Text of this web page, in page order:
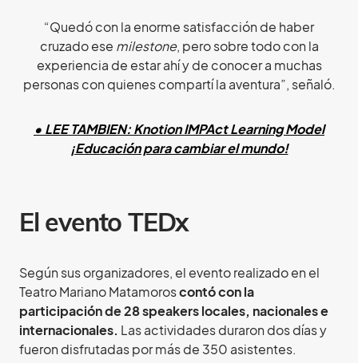
“Quedó con la enorme satisfacción de haber
cruzado ese milestone, pero sobre todo con la
experiencia de estar ahí y de conocer a muchas
personas con quienes compartí la aventura”, señaló.
• LEE TAMBIEN: Knotion IMPAct Learning Model
¡Educación para cambiar el mundo!
El evento TEDx
Según sus organizadores, el evento realizado en el
Teatro Mariano Matamoroscontó con la
participación de 28 speakers locales, nacionales e
internacionales. Las actividades duraron dos días y
fueron disfrutadas por más de 350 asistentes.